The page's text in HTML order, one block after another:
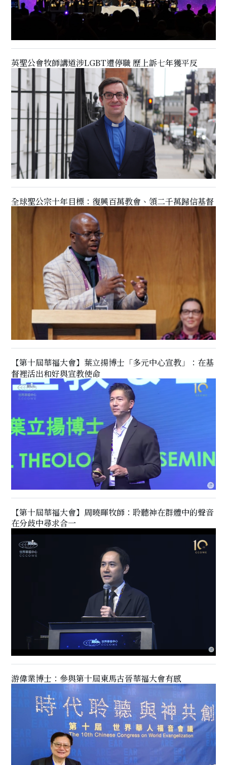
英聖公會牧師講道涉LGBT遭停職 歷上訴七年獲平反
全球聖公宗十年目標：復興百萬教會、領二千萬歸信基督
【第十屆華福大會】葉立揚博士「多元中心宣教」：在基
督裡活出和好與宣教使命
【第十屆華福大會】周曉暉牧師：聆聽神在群體中的聲音
在分歧中尋求合一
游偉業博士：參與第十屆東馬古晉華福大會有感